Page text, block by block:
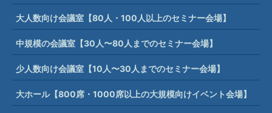
大人数向け会議室【80人・100人以上のセミナー会場】
中規模の会議室【30人〜80人までのセミナー会場】
少人数向け会議室【10人〜30人までのセミナー会場】
大ホール【800席・1000席以上の大規模向けイベント会場】